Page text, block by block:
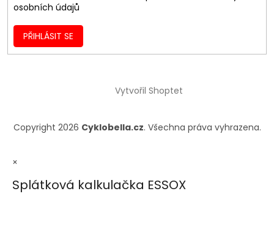
osobních údajů
PŘIHLÁSIT SE
Vytvořil Shoptet
Copyright 2026 Cyklobella.cz. Všechna práva vyhrazena.
×
Splátková kalkulačka ESSOX